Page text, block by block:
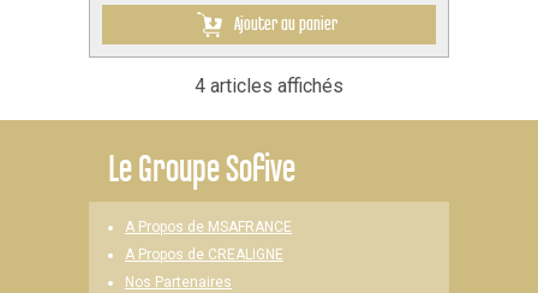
Ajouter au panier
4 articles affichés
LeGroupe Sofive
A Propos de MSAFRANCE
A Propos de CREALIGNE
Nos Partenaires